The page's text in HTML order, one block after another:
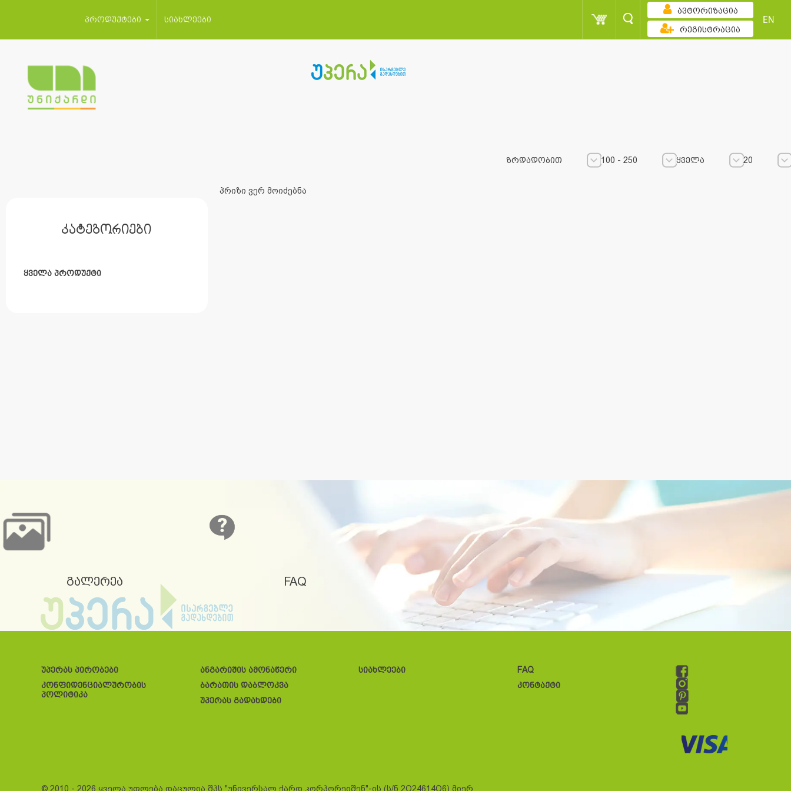
პროდუქტები სიახლეები
ავტორიზაცია
რეგისტრაცია
EN
კატეგორიები
ყველა პროდუქტი
ზრდადობით 100 - 250 ყველა
20
პრიზი ვერ მოიძებნა
გალერეა FAQ
უპერას პირობები
კონფიდენციალურობის
პოლიტიკა
ანგარიშის ამონაწერი
ბარათის დაბლოკვა
უპერას გადახდები
სიახლეები
FAQ
კონტაქტი
© 2010 - 2026 ყველა უფლება დაცულია შპს "უნივერსალ ქარდ კორპორეიშენ"-ის (ს/ნ 2O24614O6) მიერ